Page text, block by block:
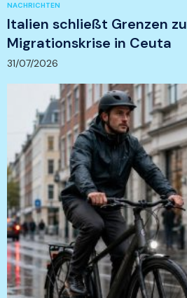
NACHRICHTEN
Italien schließt Grenzen
Migrationskrise in Ceuta
31/07/2026